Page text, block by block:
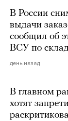
В России
выдачи
сообщил об
ВСУ по
день назад
В главном
хотят